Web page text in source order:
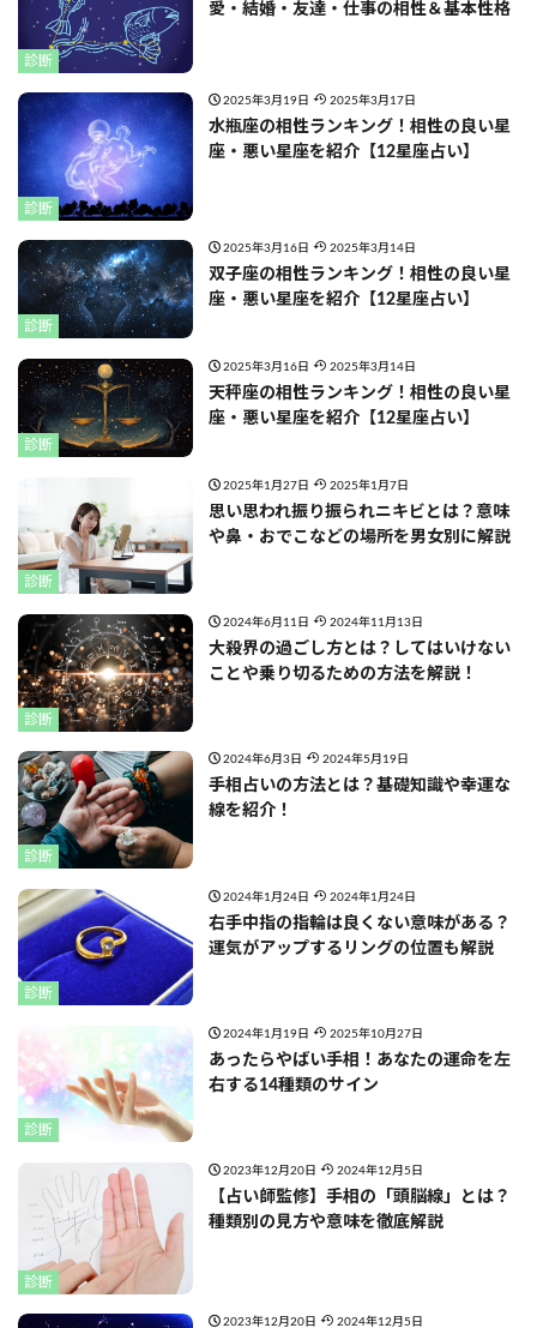
診断
愛・結婚・友達・仕事の相性＆基本性格
診断
2025年3月19日 2025年3月17日
水瓶座の相性ランキング！相性の良い星
座・悪い星座を紹介【12星座占い】
診断
2025年3月16日 2025年3月14日
双子座の相性ランキング！相性の良い星
座・悪い星座を紹介【12星座占い】
診断
2025年3月16日 2025年3月14日
天秤座の相性ランキング！相性の良い星
座・悪い星座を紹介【12星座占い】
診断
2025年1月27日 2025年1月7日
思い思われ振り振られニキビとは？意味
や鼻・おでこなどの場所を男女別に解説
診断
2024年6月11日 2024年11月13日
大殺界の過ごし方とは？してはいけない
ことや乗り切るための方法を解説！
診断
2024年6月3日 2024年5月19日
手相占いの方法とは？基礎知識や幸運な
線を紹介！
診断
2024年1月24日 2024年1月24日
右手中指の指輪は良くない意味がある？
運気がアップするリングの位置も解説
診断
2024年1月19日 2025年10月27日
あったらやばい手相！あなたの運命を左
右する14種類のサイン
診断
2023年12月20日 2024年12月5日
【占い師監修】手相の「頭脳線」とは？
種類別の見方や意味を徹底解説
2023年12月20日 2024年12月5日